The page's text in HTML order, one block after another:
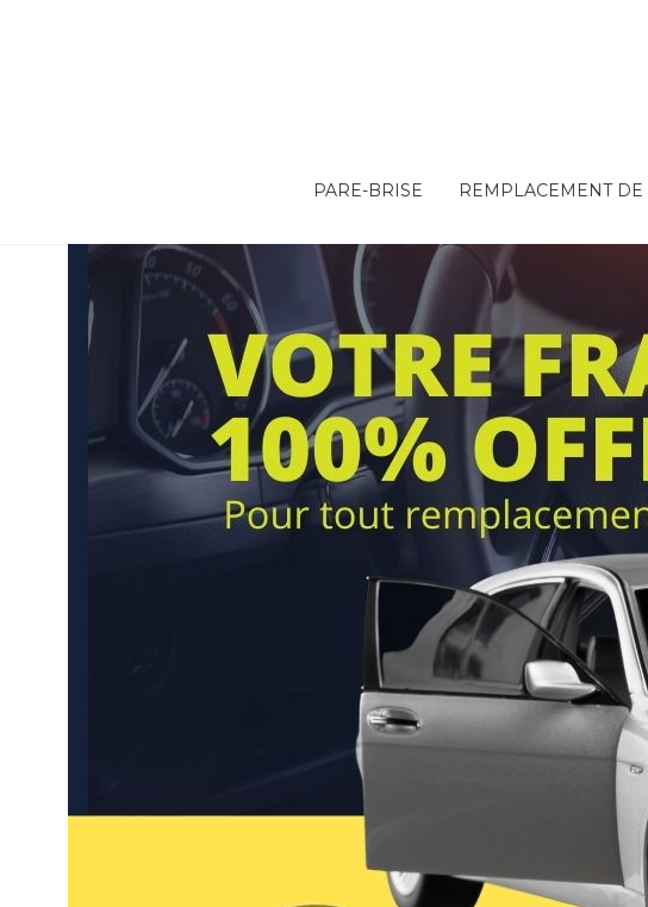
PARE-BRISE REMPLACEMENT DE